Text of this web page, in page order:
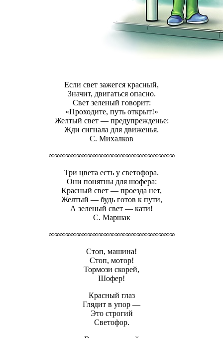
Если свет зажегся красный,
Значит, двигаться опасно.
Свет зеленый говорит:
«Проходите, путь открыт!»
Желтый свет — предупрежденье:
Жди сигнала для движенья.
С. Михалков
∞∞∞∞∞∞∞∞∞∞∞∞∞∞∞∞∞∞∞∞∞∞∞
Три цвета есть у светофора.
Они понятны для шофера:
Красный свет — проезда нет,
Желтый — будь готов к пути,
А зеленый свет — кати!
С. Маршак
∞∞∞∞∞∞∞∞∞∞∞∞∞∞∞∞∞∞∞∞∞∞∞
Стоп, машина!
Стоп, мотор!
Тормози скорей,
Шофер!
Красный глаз
Глядит в упор —
Это строгий
Светофор.